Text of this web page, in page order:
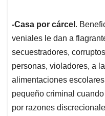
-Casa por cárcel .
veniales le dan a
secuestradores,
personas, violadores, a
alimentaciones
pequeño criminal
por razones